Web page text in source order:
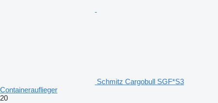
Schmitz Cargobull SGF*S3
Containerauflieger
20